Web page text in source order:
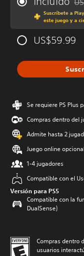
Suscríbete a
este juego y a
US$59.99
Se requiere PS Plus
Compras dentro del
Admite hasta 2
Juego online opcional
1-4 jugadores
Compatible con el
Versión para PS5
Compatible con la
DualSense)
Compras dentro
usuarios